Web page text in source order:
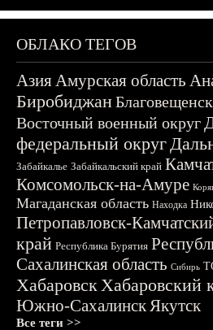
ОБЛАКО ТЕГОВ
АзияАмурская область
БиробиджанБлаговещенск
Восточный военный округ
федеральный округ
Забайкалье Забайкальский край
Комсомольск-на-Амуре
Магаданская область Находка
Петропавловск-
край Республика Бурятия
Сахалинская область Сибирь
ХабаровскХабаровский
Южно-СахалинскЯкутск
Все теги >>